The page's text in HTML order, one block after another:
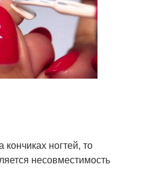
кончиках ногтей, то
несовместимость